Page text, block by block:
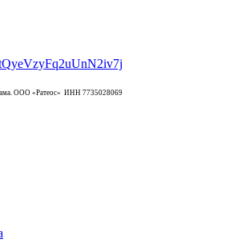
ООО «Ратеос» ИНН 7735028069